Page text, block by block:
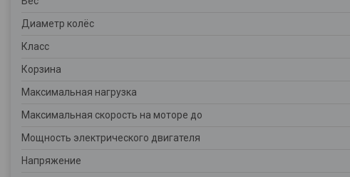
Диаметр колёс
Класс
Корзина
Максимальная нагрузка
Максимальная скорость на моторе до
Мощность электрического двигателя
Напряжение